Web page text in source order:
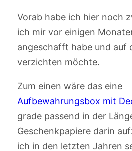
Vorab habe ich hier noch
ich mir vor einigen
angeschafft habe und auf
verzichten möchte.
Zum einen wäre das eine
Aufbewahrungsbox mit
grade passend in der
Geschenkpapiere darin
ich in den letzten Jahren